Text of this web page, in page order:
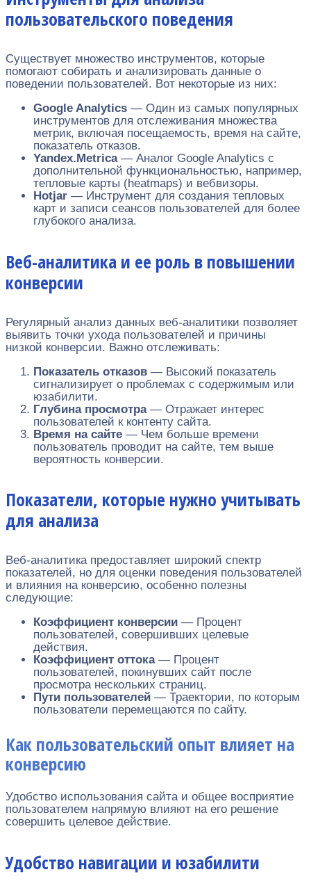
пользовательского поведения
Существует множество инструментов, которые
помогают собирать и анализировать данные о
поведении пользователей. Вот некоторые из них:
Google Analytics — Один из самых популярных
инструментов для отслеживания множества
метрик, включая посещаемость, время на сайте,
показатель отказов.
Yandex.Metrica— Аналог Google Analytics с
дополнительной функциональностью, например,
тепловые карты (heatmaps) и вебвизоры.
Hotjar — Инструмент для создания тепловых
карт и записи сеансов пользователей для более
глубокого анализа.
Веб-аналитика и ее роль в повышении
конверсии
Регулярный анализ данных веб-аналитики позволяет
выявить точки ухода пользователей и причины
низкой конверсии. Важно отслеживать:
Показатель отказов — Высокий показатель
сигнализирует о проблемах с содержимым или
юзабилити.
Глубина просмотра— Отражает интерес
пользователей к контенту сайта.
Время на сайте — Чем больше времени
пользователь проводит на сайте, тем выше
вероятность конверсии.
Показатели, которые нужно учитывать
для анализа
Веб-аналитика предоставляет широкий спектр
показателей, но для оценки поведения пользователей
и влияния на конверсию, особенно полезны
следующие:
Коэффициент конверсии — Процент
пользователей, совершивших целевые
действия.
Коэффициент оттока— Процент
пользователей, покинувших сайт после
просмотра нескольких страниц.
Пути пользователей — Траектории, по которым
пользователи перемещаются по сайту.
Как пользовательский опыт влияет на
конверсию
Удобство использования сайта и общее восприятие
пользователем напрямую влияют на его решение
совершить целевое действие.
Удобство навигации и юзабилити